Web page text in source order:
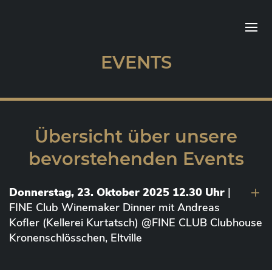
EVENTS
Übersicht über unsere
bevorstehenden Events
Donnerstag, 23. Oktober 2025 12.30 Uhr |
FINE Club Winemaker Dinner mit Andreas
Kofler (Kellerei Kurtatsch) @FINE CLUB Clubhouse
Kronenschlösschen, Eltville